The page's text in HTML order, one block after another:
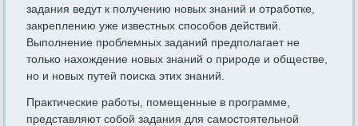
задания ведут к получению новых знаний и отработке,
закреплению уже известных способов действий.
Выполнение проблемных заданий предполагает не
только нахождение новых знаний о природе и обществе,
но и новых путей поиска этих знаний.
Практические работы, помещенные в программе,
представляют собой задания для самостоятельной